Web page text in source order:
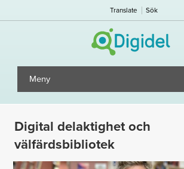
Translate Sök
Meny
Digital delaktighet och
välfärdsbibliotek